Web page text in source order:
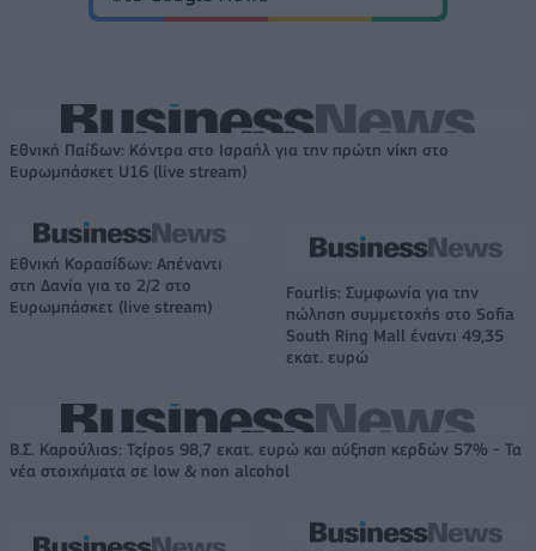
Εθνική Παίδων: Κόντρα στο Ισραήλ για την πρώτη νίκη στο
Ευρωμπάσκετ U16 (live stream)
Εθνική Κορασίδων: Απέναντι
στη Δανία για το 2/2 στο
Ευρωμπάσκετ (live stream)
Fourlis: Συμφωνία για την
πώληση συμμετοχής στο Sofia
South Ring Mall έναντι 49,35
εκατ. ευρώ
Β.Σ. Καρούλιας: Τζίρος 98,7 εκατ. ευρώ και αύξηση κερδών 57% - Τα
νέα στοιχήματα σε low & non alcohol